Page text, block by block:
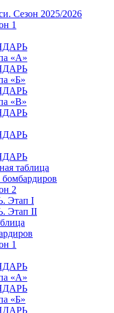
Сезон 2025/2026
1
«А»
«Б»
«В»
таблица
2
Этап I
Этап II
1
«А»
«Б»